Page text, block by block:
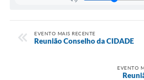
EVENTO MAIS RECENTE
Reunião Conselho da CIDADE
EVENTO